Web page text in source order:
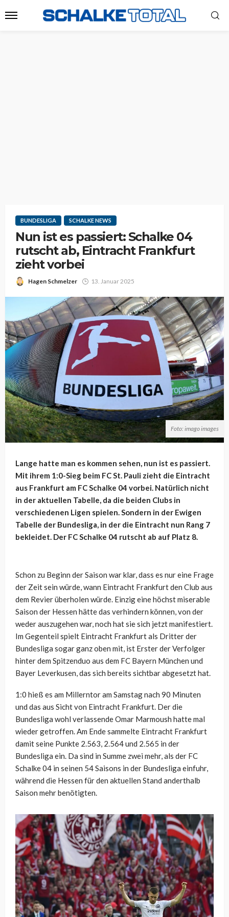
BUNDESLIGA SCHALKE NEWS
Nun ist es passiert: Schalke 04
rutscht ab, Eintracht Frankfurt
zieht vorbei
Hagen Schmelzer 13. Januar 2025
Foto: imago images
Lange hatte man es kommen sehen, nun ist es passiert.
Mit ihrem 1:0-Sieg beim FC St. Pauli zieht die Eintracht
aus Frankfurt am FC Schalke 04 vorbei. Natürlich nicht
in der aktuellen Tabelle, da die beiden Clubs in
verschiedenen Ligen spielen. Sondern in der Ewigen
Tabelle der Bundesliga, in der die Eintracht nun Rang 7
bekleidet. Der FC Schalke 04 rutscht ab auf Platz 8.
Schon zu Beginn der Saison war klar, dass es nur eine Frage
der Zeit sein würde, wann Eintracht Frankfurt den Club aus
dem Revier überholen würde. Einzig eine höchst miserable
Saison der Hessen hätte das verhindern können, von der
weder auszugehen war, noch hat sie sich jetzt manifestiert.
Im Gegenteil spielt Eintracht Frankfurt als Dritter der
Bundesliga sogar ganz oben mit, ist Erster der Verfolger
hinter dem Spitzenduo aus dem FC Bayern München und
Bayer Leverkusen, das sich bereits sichtbar abgesetzt hat.
1:0 hieß es am Millerntor am Samstag nach 90 Minuten
und das aus Sicht von Eintracht Frankfurt. Der die
Bundesliga wohl verlassende Omar Marmoush hatte mal
wieder getroffen. Am Ende sammelte Eintracht Frankfurt
damit seine Punkte 2.563, 2.564 und 2.565 in der
Bundesliga ein. Da sind in Summe zwei mehr, als der FC
Schalke 04 in seinen 54 Saisons in der Bundesliga einfuhr,
während die Hessen für den aktuellen Stand anderthalb
Saison mehr benötigten.